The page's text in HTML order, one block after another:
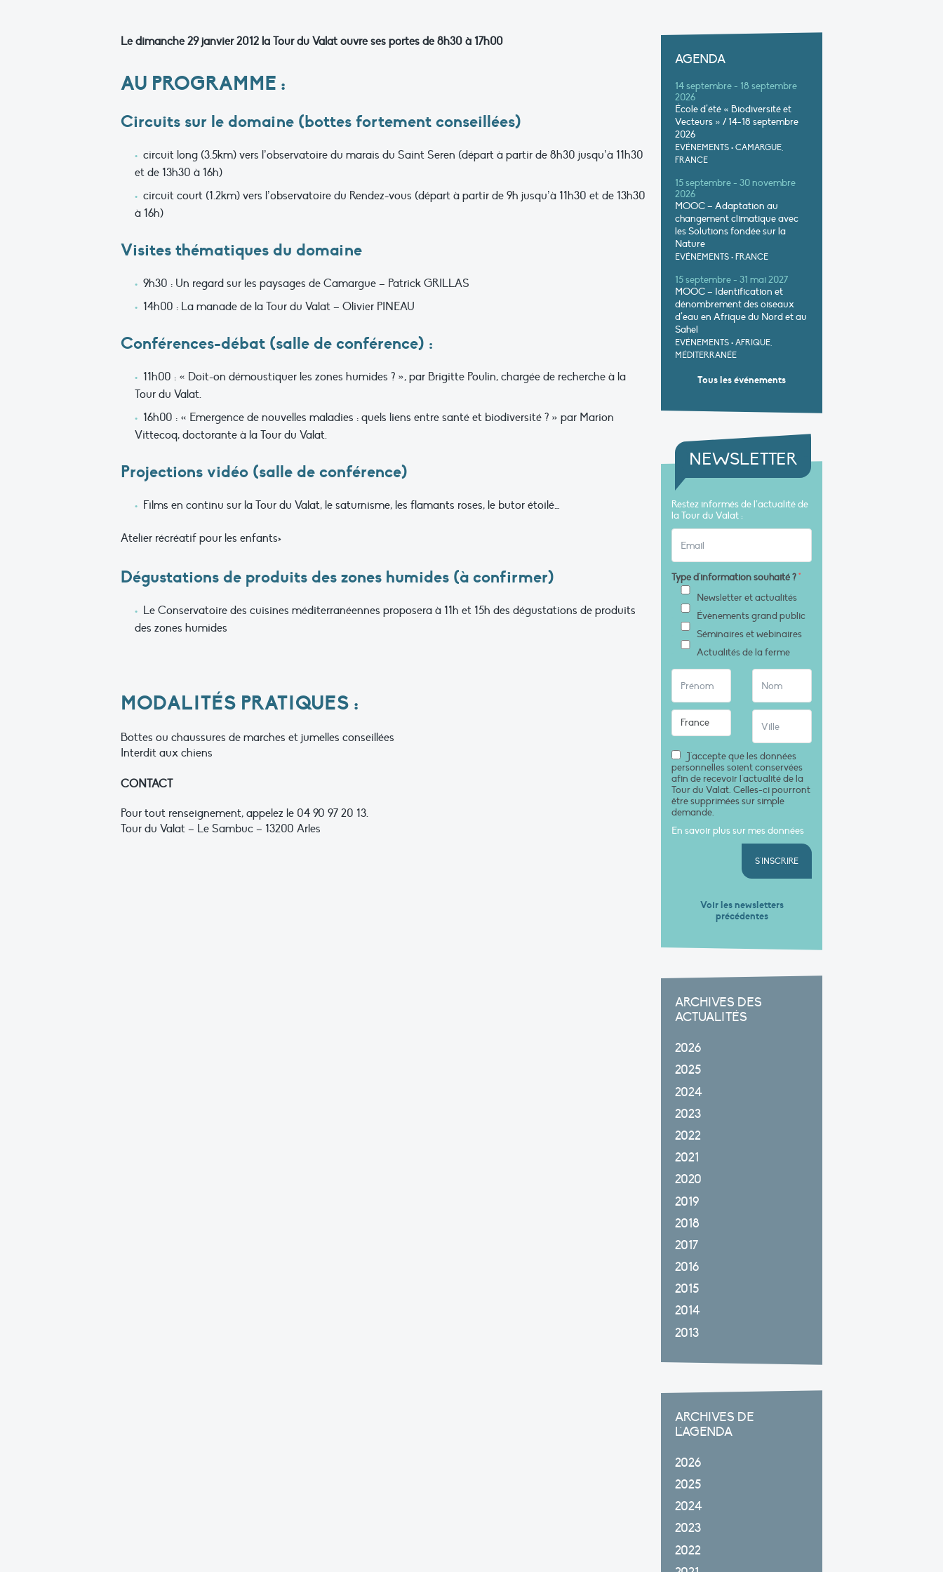
Le dimanche 29 janvier 2012 la Tour du Valat ouvre ses portes de 8h30 à 17h00
AU PROGRAMME :
Circuits sur le domaine (bottes fortement conseillées)
circuit long (3.5km) vers l’observatoire du marais du Saint Seren (départ à partir de 8h30 jusqu’à 11h30
et de 13h30 à 16h)
circuit court (1.2km) vers l’observatoire du Rendez-vous (départ à partir de 9h jusqu’à 11h30 et de 13h30
à 16h)
Visites thématiques du domaine
9h30 : Un regard sur les paysages de Camargue – Patrick GRILLAS
14h00 : La manade de la Tour du Valat – Olivier PINEAU
Conférences-débat (salle de conférence) :
11h00 : « Doit-on démoustiquer les zones humides ? », par Brigitte Poulin, chargée de recherche à la
Tour du Valat.
16h00 : « Emergence de nouvelles maladies : quels liens entre santé et biodiversité ? » par Marion
Vittecoq, doctorante à la Tour du Valat.
Projections vidéo (salle de conférence)
Films en continu sur la Tour du Valat, le saturnisme, les flamants roses, le butor étoilé…
Atelier récréatif pour les enfants>
Dégustations de produits des zones humides (à confirmer)
Le Conservatoire des cuisines méditerranéennes proposera à 11h et 15h des dégustations de produits
des zones humides
MODALITÉS PRATIQUES :
Bottes ou chaussures de marches et jumelles conseillées
Interdit aux chiens
CONTACT
Pour tout renseignement, appelez le 04 90 97 20 13.
Tour du Valat – Le Sambuc – 13200 Arles
AGENDA
14 septembre - 18 septembre
2026
École d’été « Biodiversité et
Vecteurs » / 14-18 septembre
2026
EVÉNEMENTS • CAMARGUE,
FRANCE
15 septembre - 30 novembre
2026
MOOC – Adaptation au
changement climatique avec
les Solutions fondée sur la
Nature
EVÉNEMENTS • FRANCE
15 septembre - 31 mai 2027
MOOC – Identification et
dénombrement des oiseaux
d’eau en Afrique du Nord et au
Sahel
EVÉNEMENTS • AFRIQUE,
MÉDITERRANÉE
Tous les événements
NEWSLETTER
Restez informés de l’actualité de
la Tour du Valat :
Type d'information souhaité ?*
Newsletter et actualités
Évènements grand public
Séminaires et webinaires
Actualités de la ferme
J'accepte que les données
personnelles soient conservées
afin de recevoir l'actualité de la
Tour du Valat. Celles-ci pourront
être supprimées sur simple
demande.
En savoir plus sur mes données
S'INSCRIRE
Voir les newsletters
précédentes
ARCHIVES DES
ACTUALITÉS
2026
2025
2024
2023
2022
2021
2020
2019
2018
2017
2016
2015
2014
2013
ARCHIVES DE
L'AGENDA
2026
2025
2024
2023
2022